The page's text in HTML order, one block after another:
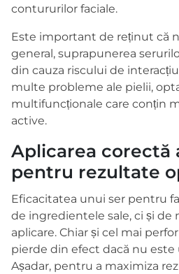
contururilor faciale.
Este important de reținut că
general, suprapunerea
din cauza riscului de
multe probleme ale pielii,
multifuncționale care conțin
active.
Aplicarea corectă
pentru rezultate
Eficacitatea unui ser pentru
de ingredientele sale, ci și de
aplicare. Chiar și cel mai
pierde din efect dacă nu
Așadar, pentru a maximiza